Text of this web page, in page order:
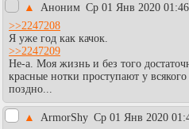
▲ Аноним Ср 01 Янв 2020 01:46
>>2247208
Я уже год как качок.
>>2247209
Не-а. Моя жизнь и без того
красные нотки проступают у
поздно...
▲ АrmоrShy Ср 01 Янв 2020